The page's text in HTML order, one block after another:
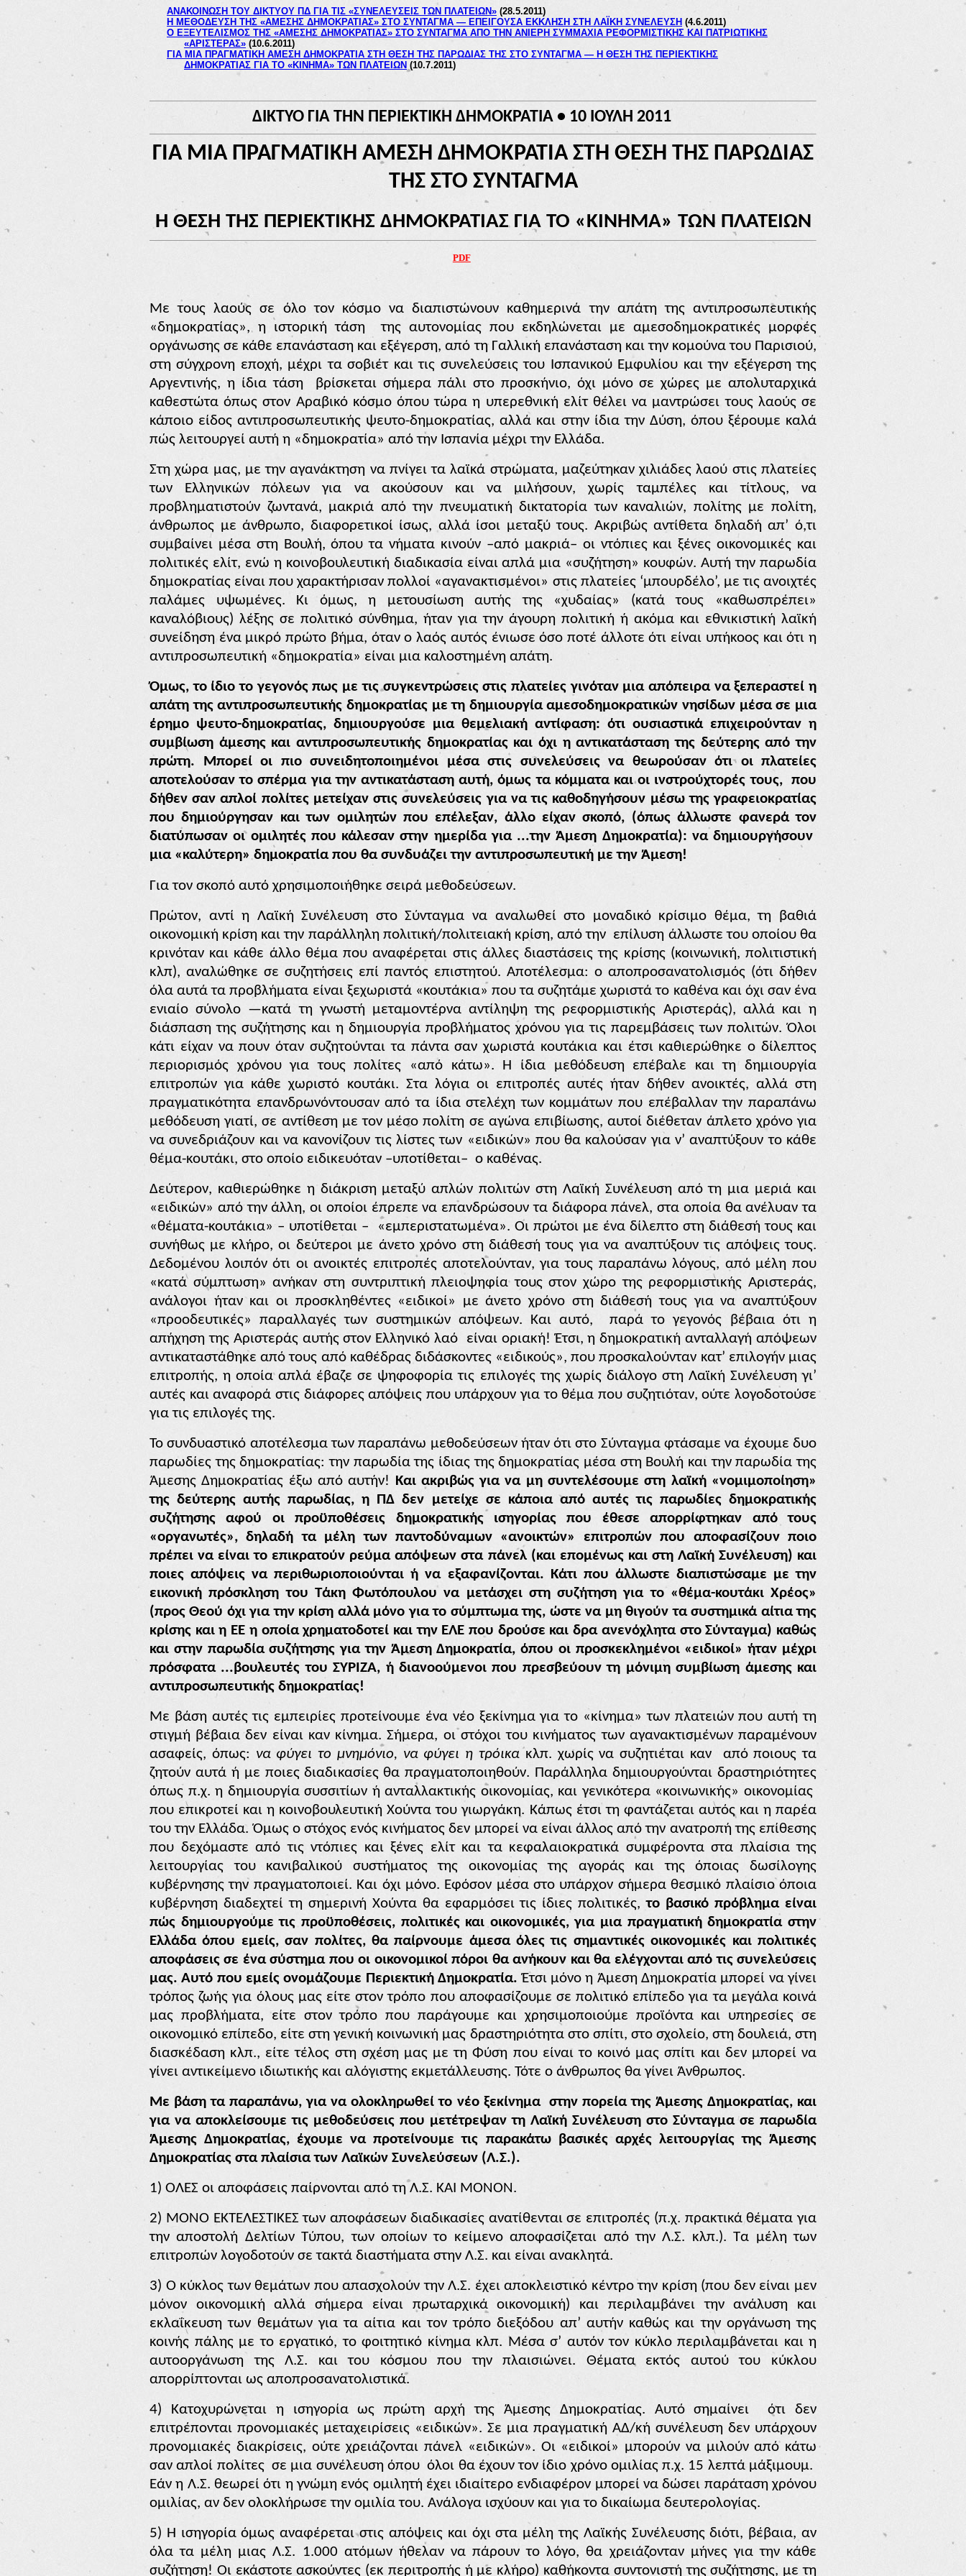
ΑΝΑΚΟΙΝΩΣΗ ΤΟΥ ΔΙΚΤΥΟΥ ΠΔ ΓΙΑ ΤΙΣ «ΣΥΝΕΛΕΥΣΕΙΣ ΤΩΝ ΠΛΑΤΕΙΩΝ» (28.5.2011)
Η ΜΕΘΟΔΕΥΣΗ ΤΗΣ «ΑΜΕΣΗΣ ΔΗΜΟΚΡΑΤΙΑΣ» ΣΤΟ ΣΥΝΤΑΓΜΑ — ΕΠΕΙΓΟΥΣΑ ΕΚΚΛΗΣΗ ΣΤΗ ΛΑΪΚΗ ΣΥΝΕΛΕΥΣΗ (4.6.2011)
Ο ΕΞΕΥΤΕΛΙΣΜΟΣ ΤΗΣ «ΑΜΕΣΗΣ ΔΗΜΟΚΡΑΤΙΑΣ» ΣΤΟ ΣΥΝΤΑΓΜΑ ΑΠΟ ΤΗΝ ΑΝΙΕΡΗ ΣΥΜΜΑΧΙΑ ΡΕΦΟΡΜΙΣΤΙΚΗΣ ΚΑΙ ΠΑΤΡΙΩΤΙΚΗΣ
«ΑΡΙΣΤΕΡΑΣ» (10.6.2011)
ΓΙΑ ΜΙΑ ΠΡΑΓΜΑΤΙΚΗ ΑΜΕΣΗ ΔΗΜΟΚΡΑΤΙΑ ΣΤΗ ΘΕΣΗ ΤΗΣ ΠΑΡΩΔΙΑΣ ΤΗΣ ΣΤΟ ΣΥΝΤΑΓΜΑ — Η ΘΕΣΗ ΤΗΣ ΠΕΡΙΕΚΤΙΚΗΣ
ΔΗΜΟΚΡΑΤΙΑΣ ΓΙΑ ΤΟ «ΚΙΝΗΜΑ» ΤΩΝ ΠΛΑΤΕΙΩΝ (10.7.2011)
ΔΙΚΤΥΟ ΓΙΑ ΤΗΝ ΠΕΡΙΕΚΤΙΚΗ ΔΗΜΟΚΡΑΤΙΑ • 10 ΙΟΥΛΗ 2011
ΓΙΑ ΜΙΑ ΠΡΑΓΜΑΤΙΚΗ ΑΜΕΣΗ ΔΗΜΟΚΡΑΤΙΑ ΣΤΗ ΘΕΣΗ ΤΗΣ ΠΑΡΩΔΙΑΣ
ΤΗΣ ΣΤΟ ΣΥΝΤΑΓΜΑ
Η ΘΕΣΗ ΤΗΣ ΠΕΡΙΕΚΤΙΚΗΣ ΔΗΜΟΚΡΑΤΙΑΣ ΓΙΑ ΤΟ «ΚΙΝΗΜΑ» ΤΩΝ ΠΛΑΤΕΙΩΝ
PDF
Με τους λαούς σε όλο τον κόσμο να διαπιστώνουν καθημερινά την απάτη της αντιπροσωπευτικής
«δημοκρατίας», η ιστορική τάση
της αυτονομίας που εκδηλώνεται με αμεσοδημοκρατικές μορφές
οργάνωσης σε κάθε επανάσταση και εξέγερση, από τη Γαλλική επανάσταση και την κομούνα του Παρισιού,
στη σύγχρονη εποχή, μέχρι τα σοβιέτ και τις συνελεύσεις του Ισπανικού Εμφυλίου και την εξέγερση της
Αργεντινής, η ίδια τάση
βρίσκεται σήμερα πάλι στο προσκήνιο, όχι μόνο σε χώρες με απολυταρχικά
καθεστώτα όπως στον Αραβικό κόσμο όπου τώρα η υπερεθνική ελίτ θέλει να μαντρώσει τους λαούς σε
κάποιο είδος αντιπροσωπευτικής ψευτο-δημοκρατίας, αλλά και στην ίδια την Δύση, όπου ξέρουμε καλά
πώς λειτουργεί αυτή η «δημοκρατία» από την Ισπανία μέχρι την Ελλάδα.
Στη χώρα μας, με την αγανάκτηση να πνίγει τα λαϊκά στρώματα, μαζεύτηκαν χιλιάδες λαού στις πλατείες
των Ελληνικών πόλεων για να ακούσουν και να μιλήσουν, χωρίς ταμπέλες και τίτλους,
να
προβληματιστούν ζωντανά, μακριά από την πνευματική δικτατορία των καναλιών, πολίτης με πολίτη,
άνθρωπος με άνθρωπο, διαφορετικοί ίσως, αλλά ίσοι μεταξύ τους. Ακριβώς αντίθετα δηλαδή απ’ ό,τι
συμβαίνει μέσα στη Βουλή, όπου τα νήματα κινούν –από μακριά– οι ντόπιες και ξένες οικονομικές και
πολιτικές ελίτ, ενώ η κοινοβουλευτική διαδικασία είναι απλά μια «συζήτηση» κουφών. Αυτή την παρωδία
δημοκρατίας είναι που χαρακτήρισαν πολλοί «αγανακτισμένοι» στις πλατείες ‘μπουρδέλο’, με τις ανοιχτές
παλάμες υψωμένες. Κι όμως, η μετουσίωση αυτής της «χυδαίας» (κατά τους «καθωσπρέπει»
καναλόβιους) λέξης σε πολιτικό σύνθημα, ήταν για την άγουρη πολιτική ή ακόμα και εθνικιστική λαϊκή
συνείδηση ένα μικρό πρώτο βήμα, όταν ο λαός αυτός ένιωσε όσο ποτέ άλλοτε ότι είναι υπήκοος και ότι η
αντιπροσωπευτική «δημοκρατία» είναι μια καλοστημένη απάτη.
Όμως, το ίδιο το γεγονός πως με τις συγκεντρώσεις στις πλατείες γινόταν μια απόπειρα να ξεπεραστεί η
απάτη της αντιπροσωπευτικής δημοκρατίας με τη δημιουργία αμεσοδημοκρατικών νησίδων μέσα σε μια
έρημο ψευτο-δημοκρατίας, δημιουργούσε μια θεμελιακή αντίφαση: ότι ουσιαστικά επιχειρούνταν η
συμβίωση άμεσης και αντιπροσωπευτικής δημοκρατίας και όχι η αντικατάσταση της δεύτερης από την
πρώτη. Μπορεί οι πιο συνειδητοποιημένοι μέσα στις συνελεύσεις να θεωρούσαν ότι οι πλατείες
αποτελούσαν το σπέρμα για την αντικατάσταση αυτή, όμως τα κόμματα και οι ινστρούχτορές τους, που
δήθεν σαν απλοί πολίτες μετείχαν στις συνελεύσεις για να τις καθοδηγήσουν μέσω της γραφειοκρατίας
που δημιούργησαν και των ομιλητών που επέλεξαν, άλλο είχαν σκοπό, (όπως άλλωστε φανερά τον
διατύπωσαν οι ομιλητές που κάλεσαν στην ημερίδα για ...την Άμεση Δημοκρατία): να δημιουργήσουν
μια «καλύτερη» δημοκρατία που θα συνδυάζει την αντιπροσωπευτική με την Άμεση!
Για τον σκοπό αυτό χρησιμοποιήθηκε σειρά μεθοδεύσεων.
Πρώτον, αντί η Λαϊκή Συνέλευση στο Σύνταγμα να αναλωθεί στο μοναδικό κρίσιμο θέμα, τη βαθιά
οικονομική κρίση και την παράλληλη πολιτική/πολιτειακή κρίση, από την επίλυση άλλωστε του οποίου θα
κρινόταν και κάθε άλλο θέμα που αναφέρεται στις άλλες διαστάσεις της κρίσης (κοινωνική, πολιτιστική
κλπ), αναλώθηκε σε συζητήσεις επί παντός επιστητού. Αποτέλεσμα: ο αποπροσανατολισμός (ότι δήθεν
όλα αυτά τα προβλήματα είναι ξεχωριστά «κουτάκια» που τα συζητάμε χωριστά το καθένα και όχι σαν ένα
ενιαίο σύνολο —κατά τη γνωστή μεταμοντέρνα αντίληψη της ρεφορμιστικής Αριστεράς), αλλά και η
διάσπαση της συζήτησης και η δημιουργία προβλήματος χρόνου για τις παρεμβάσεις των πολιτών. Όλοι
κάτι είχαν να πουν όταν συζητούνται τα πάντα σαν χωριστά κουτάκια και έτσι καθιερώθηκε ο δίλεπτος
περιορισμός χρόνου για τους πολίτες «από κάτω». Η ίδια μεθόδευση επέβαλε και τη δημιουργία
επιτροπών για κάθε χωριστό κουτάκι. Στα λόγια οι επιτροπές αυτές ήταν δήθεν ανοικτές, αλλά στη
πραγματικότητα επανδρωνόντουσαν από τα ίδια στελέχη των κομμάτων που επέβαλλαν την παραπάνω
μεθόδευση γιατί, σε αντίθεση με τον μέσο πολίτη σε αγώνα επιβίωσης, αυτοί διέθεταν άπλετο χρόνο για
να συνεδριάζουν και να κανονίζουν τις λίστες των «ειδικών» που θα καλούσαν για ν’ αναπτύξουν το κάθε
θέμα-κουτάκι, στο οποίο ειδικευόταν –υποτίθεται– ο καθένας.
Δεύτερον, καθιερώθηκε η διάκριση μεταξύ απλών πολιτών στη Λαϊκή Συνέλευση από τη μια μεριά και
«ειδικών» από την άλλη, οι οποίοι έπρεπε να επανδρώσουν τα διάφορα πάνελ, στα οποία θα ανέλυαν τα
«θέματα-κουτάκια» – υποτίθεται –
«εμπεριστατωμένα». Οι πρώτοι με ένα δίλεπτο στη διάθεσή τους και
συνήθως με κλήρο, οι δεύτεροι με άνετο χρόνο στη διάθεσή τους για να αναπτύξουν τις απόψεις τους.
Δεδομένου λοιπόν ότι οι ανοικτές επιτροπές αποτελούνταν, για τους παραπάνω λόγους, από μέλη που
«κατά σύμπτωση» ανήκαν στη συντριπτική πλειοψηφία τους στον χώρο της ρεφορμιστικής Αριστεράς,
ανάλογοι ήταν και οι προσκληθέντες «ειδικοί» με άνετο χρόνο στη διάθεσή τους για να αναπτύξουν
«προοδευτικές» παραλλαγές των συστημικών απόψεων. Και αυτό,
παρά το γεγονός βέβαια ότι η
απήχηση της Αριστεράς αυτής στον Ελληνικό λαό
είναι οριακή! Έτσι, η δημοκρατική ανταλλαγήαπόψεων
αντικαταστάθηκε από τους από καθέδρας διδάσκοντες «ειδικούς», που προσκαλούνταν κατ’ επιλογήν μιας
επιτροπής, η οποία απλά έβαζε σε ψηφοφορία τις επιλογές της χωρίς διάλογο στη Λαϊκή Συνέλευση γι’
αυτές και αναφορά στις διάφορες απόψεις που υπάρχουν για το θέμα που συζητιόταν, ούτε λογοδοτούσε
για τις επιλογές της.
Το συνδυαστικό αποτέλεσμα των παραπάνω μεθοδεύσεων ήταν ότι στο Σύνταγμα φτάσαμε να έχουμε δυο
παρωδίες της δημοκρατίας: την παρωδία της ίδιας της δημοκρατίας μέσα στη Βουλή και την παρωδία της
Άμεσης Δημοκρατίας έξω από αυτήν! Και ακριβώς για να μη συντελέσουμε στη λαϊκή «νομιμοποίηση»
της δεύτερης αυτής παρωδίας, η ΠΔ δεν μετείχε σε κάποια από αυτές τις παρωδίες δημοκρατικής
συζήτησης αφού οι προϋποθέσεις δημοκρατικής ισηγορίας που έθεσε απορρίφτηκαν από τους
«οργανωτές», δηλαδή τα μέλη των παντοδύναμων «ανοικτών» επιτροπών που αποφασίζουν ποιο
πρέπει να είναι το επικρατούν ρεύμα απόψεων στα πάνελ (και επομένως και στη Λαϊκή Συνέλευση) και
ποιες απόψεις να περιθωριοποιούνται ή να εξαφανίζονται. Κάτι που άλλωστε διαπιστώσαμε με την
εικονική πρόσκληση του Τάκη Φωτόπουλου να μετάσχει στη συζήτηση για το «θέμα-κουτάκι Χρέος»
(προς Θεού όχι για την κρίση αλλά μόνο για το σύμπτωμα της, ώστε να μη θιγούν τα συστημικά αίτια της
κρίσης και η ΕΕ η οποία χρηματοδοτεί και την ΕΛΕ που δρούσε και δρα ανενόχλητα στο Σύνταγμα) καθώς
και στην παρωδία συζήτησης για την Άμεση Δημοκρατία, όπου οι προσκεκλημένοι «ειδικοί» ήταν μέχρι
πρόσφατα ...βουλευτές του ΣΥΡΙΖΑ, ή διανοούμενοι που πρεσβεύουν τη μόνιμη συμβίωση άμεσης και
αντιπροσωπευτικής δημοκρατίας!
Με βάση αυτές τις εμπειρίες προτείνουμε ένα νέο ξεκίνημα για το «κίνημα» των πλατειών που αυτή τη
στιγμή βέβαια δεν είναι καν κίνημα. Σήμερα, οι στόχοι του κινήματος των αγανακτισμένων παραμένουν
ασαφείς, όπως: να φύγει το μνημόνιο, να φύγει η τρόικα κλπ. χωρίς να συζητιέται καν
από ποιους τα
ζητούν αυτά ή με ποιες διαδικασίες θα πραγματοποιηθούν. Παράλληλα δημιουργούνται δραστηριότητες
όπως π.χ. η δημιουργία συσσιτίων ή ανταλλακτικής οικονομίας, και γενικότερα «κοινωνικής» οικονομίας
που επικροτεί και η κοινοβουλευτική Χούντα του γιωργάκη. Κάπως έτσι τη φαντάζεται αυτός και η παρέα
του την Ελλάδα. Όμως ο στόχος ενός κινήματος δεν μπορεί να είναι άλλος από την ανατροπή της επίθεσης
που δεχόμαστε από τις ντόπιες και ξένες ελίτ και τα κεφαλαιοκρατικά συμφέροντα στα πλαίσια της
λειτουργίας του κανιβαλικού συστήματος της οικονομίας της αγοράς και της όποιας δωσίλογης
κυβέρνησης την πραγματοποιεί. Και όχι μόνο. Εφόσον μέσα στο υπάρχον σήμερα θεσμικό πλαίσιο όποια
κυβέρνηση διαδεχτεί τη σημερινή Χούντα θα εφαρμόσει τις ίδιες πολιτικές,το βασικό πρόβλημα είναι
πώς δημιουργούμε τις προϋποθέσεις, πολιτικές και οικονομικές, για μια πραγματική δημοκρατία στην
Ελλάδα όπου εμείς, σαν πολίτες, θα παίρνουμε άμεσα όλες τις σημαντικές οικονομικές και πολιτικές
αποφάσεις σε ένα σύστημα που οι οικονομικοί πόροι θα ανήκουν και θα ελέγχονται από τις συνελεύσεις
μας. Αυτό που εμείς ονομάζουμε Περιεκτική Δημοκρατία. Έτσι μόνο η Άμεση Δημοκρατία μπορεί να γίνει
τρόπος ζωής για όλους μας είτε στον τρόπο που αποφασίζουμε σε πολιτικό επίπεδο για τα μεγάλα κοινά
μας προβλήματα, είτε στον τρόπο που παράγουμε και χρησιμοποιούμε προϊόντα και υπηρεσίες σε
οικονομικό επίπεδο, είτε στη γενική κοινωνική μας δραστηριότητα στο σπίτι, στο σχολείο, στη δουλειά, στη
διασκέδαση κλπ., είτε τέλος στη σχέση μας με τη Φύση που είναι το κοινό μας σπίτι και δεν μπορεί να
γίνει αντικείμενο ιδιωτικής και αλόγιστης εκμετάλλευσης. Τότε ο άνθρωπος θα γίνει Άνθρωπος.
Με βάση τα παραπάνω, για να ολοκληρωθεί το νέο ξεκίνημα στην πορεία της Άμεσης Δημοκρατίας, και
για να αποκλείσουμε τις μεθοδεύσεις που μετέτρεψαν τη Λαϊκή Συνέλευση στο Σύνταγμα σε παρωδία
Άμεσης Δημοκρατίας, έχουμε να προτείνουμε τις παρακάτω βασικές αρχές λειτουργίας της Άμεσης
Δημοκρατίας στα πλαίσια των Λαϊκών Συνελεύσεων (Λ.Σ.).
1) ΟΛΕΣ οι αποφάσεις παίρνονται από τη Λ.Σ. ΚΑΙ ΜΟΝΟΝ.
2) ΜΟΝΟ ΕΚΤΕΛΕΣΤΙΚΕΣ των αποφάσεων διαδικασίες ανατίθενται σε επιτροπές (π.χ. πρακτικά θέματα για
την αποστολή Δελτίων Τύπου, των οποίων το κείμενο αποφασίζεται από την Λ.Σ. κλπ.). Τα μέλη των
επιτροπών λογοδοτούν σε τακτά διαστήματα στην Λ.Σ. και είναι ανακλητά.
3) Ο κύκλος των θεμάτων που απασχολούν την Λ.Σ. έχει αποκλειστικό κέντρο την κρίση (που δεν είναι μεν
μόνον οικονομική αλλά σήμερα είναι πρωταρχικά οικονομική) και περιλαμβάνει την ανάλυση και
εκλαΐκευση των θεμάτων για τα αίτια και τον τρόπο διεξόδου απ’ αυτήν καθώς και την οργάνωση της
κοινής πάλης με το εργατικό, το φοιτητικό κίνημα κλπ. Μέσα σ’ αυτόν τον κύκλο περιλαμβάνεται και η
αυτοοργάνωση της Λ.Σ. και του κόσμου που την πλαισιώνει. Θέματα εκτός αυτού του κύκλου
απορρίπτονται ως αποπροσανατολιστικά.
4) Κατοχυρώνεται η ισηγορία ως πρώτη αρχή της Άμεσης Δημοκρατίας. Αυτό σημαίνει
ότι δεν
επιτρέπονται προνομιακές μεταχειρίσεις «ειδικών». Σε μια πραγματική ΑΔ/κή συνέλευση δεν υπάρχουν
προνομιακές διακρίσεις, ούτε χρειάζονται πάνελ «ειδικών». Οι «ειδικοί» μπορούν να μιλούν από κάτω
σαν απλοί πολίτες σε μια συνέλευση όπου όλοι θα έχουν τον ίδιο χρόνο ομιλίας π.χ. 15 λεπτά μάξιμουμ.
Εάν η Λ.Σ. θεωρεί ότι η γνώμη ενός ομιλητή έχει ιδιαίτερο ενδιαφέρον μπορεί να δώσει παράταση χρόνου
ομιλίας, αν δεν ολοκλήρωσε την ομιλία του. Ανάλογα ισχύουν και για το δικαίωμα δευτερολογίας.
5) Η ισηγορία όμως αναφέρεται στις απόψεις και όχι στα μέλη της Λαϊκής Συνέλευσης διότι, βέβαια, αν
όλα τα μέλη μιας Λ.Σ.
1.000 ατόμων ήθελαν να πάρουν το λόγο, θα χρειάζονταν μήνες για την κάθε
συζήτηση! Οι εκάστοτε ασκούντες (εκ περιτροπής ή με κλήρο) καθήκοντα συντονιστή της συζήτησης, με τη